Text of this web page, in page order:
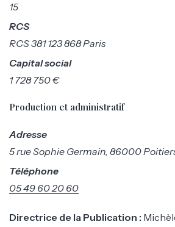
15
RCS
RCS 381 123 868 Paris
Capital social
1 728 750 €
Production et administratif
Adresse
5 rue Sophie Germain, 86000
Téléphone
05 49 60 20 60
Directrice de la Publication :